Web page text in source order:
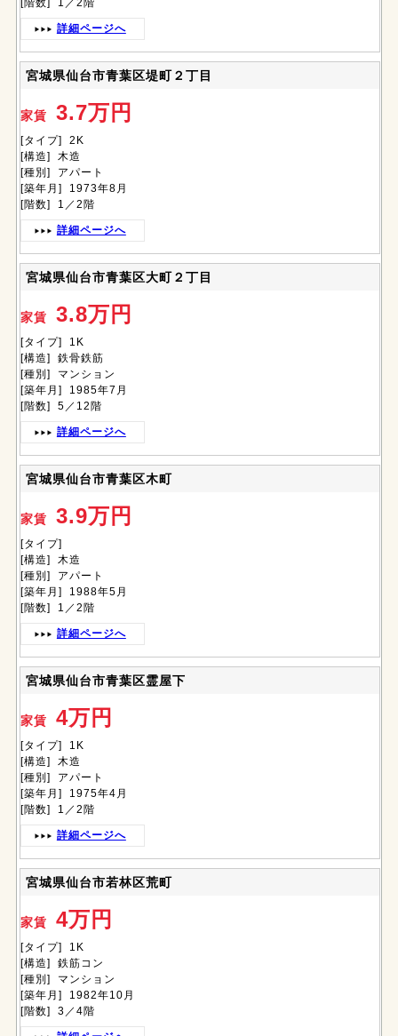
[階数] 1／2階
詳細ページへ
宮城県仙台市青葉区堤町２丁目
家賃 3.7万円
[タイプ] 2K
[構造] 木造
[種別] アパート
[築年月] 1973年8月
[階数] 1／2階
詳細ページへ
宮城県仙台市青葉区大町２丁目
家賃 3.8万円
[タイプ] 1K
[構造] 鉄骨鉄筋
[種別] マンション
[築年月] 1985年7月
[階数] 5／12階
詳細ページへ
宮城県仙台市青葉区木町
家賃 3.9万円
[タイプ]
[構造] 木造
[種別] アパート
[築年月] 1988年5月
[階数] 1／2階
詳細ページへ
宮城県仙台市青葉区霊屋下
家賃 4万円
[タイプ] 1K
[構造] 木造
[種別] アパート
[築年月] 1975年4月
[階数] 1／2階
詳細ページへ
宮城県仙台市若林区荒町
家賃 4万円
[タイプ] 1K
[構造] 鉄筋コン
[種別] マンション
[築年月] 1982年10月
[階数] 3／4階